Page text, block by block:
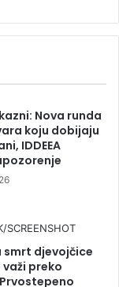
Nova runda
koju dobijaju
IDDEEA
smrt djevojčice
važi preko